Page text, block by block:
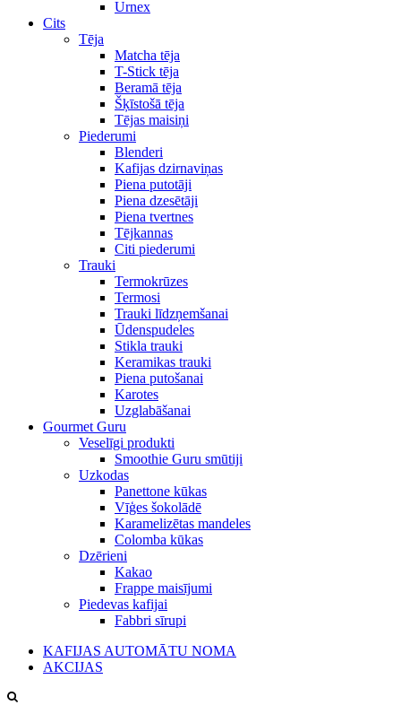
Urnex
Cits
Tēja
Matcha tēja
T-Stick tēja
Beramā tēja
Šķīstošā tēja
Tējas maisiņi
Piederumi
Blenderi
Kafijas dzirnaviņas
Piena putotāji
Piena dzesētāji
Piena tvertnes
Tējkannas
Citi piederumi
Trauki
Termokrūzes
Termosi
Trauki līdzņemšanai
Ūdenspudeles
Stikla trauki
Keramikas trauki
Piena putošanai
Karotes
Uzglabāšanai
Gourmet Guru
Veselīgi produkti
Smoothie Guru smūtiji
Uzkodas
Panettone kūkas
Vīģes šokolādē
Karamelizētas mandeles
Colomba kūkas
Dzērieni
Kakao
Frappe maisījumi
Piedevas kafijai
Fabbri sīrupi
KAFIJAS AUTOMĀTU NOMA
AKCIJAS